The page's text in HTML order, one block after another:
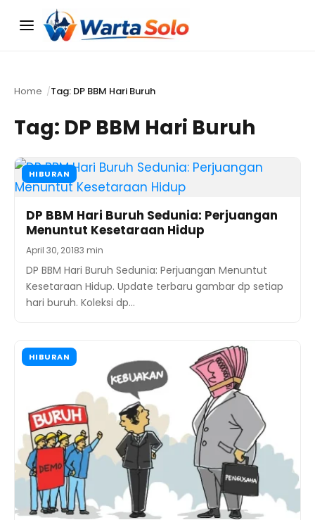
Menu
Home Tag: DP BBM Hari Buruh
Tag: DP BBM Hari Buruh
HIBURAN
DP BBM Hari Buruh Sedunia: Perjuangan
Menuntut Kesetaraan Hidup
April 30, 20183 min
DP BBM Hari Buruh Sedunia: Perjuangan Menuntut
Kesetaraan Hidup. Update terbaru gambar dp setiap
hari buruh. Koleksi dp…
HIBURAN